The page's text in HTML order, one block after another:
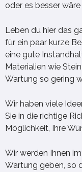
oder es besser
Leben du hier das
für ein paar kurze
eine gute
Materialien wie
Wartung so gering
Wir haben viele
Sie in die richtige
Möglichkeit, Ihre
Wir werden Ihnen
Wartung geben, so